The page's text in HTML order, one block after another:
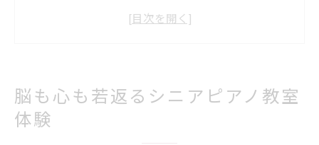
ピアノ教室で脳と心の柔軟性を感じる瞬間
シニア向けピアノ教室で得られる心の豊か
脳も心も若返るシニアピアノ教室
体験